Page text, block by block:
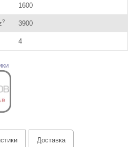
1600
? 3900
4
Доставка